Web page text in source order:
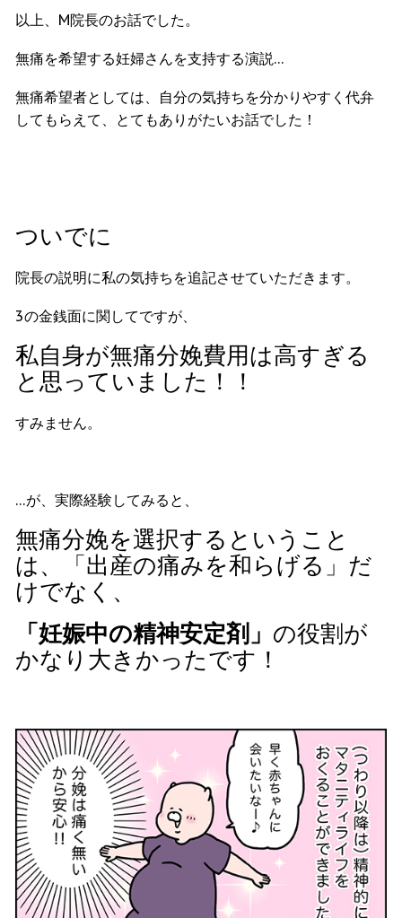
以上、M院長のお話でした。
無痛を希望する妊婦さんを支持する演説…
無痛希望者としては、自分の気持ちを分かりやすく代弁
してもらえて、とてもありがたいお話でした！
ついでに
院長の説明に私の気持ちを追記させていただきます。
3の金銭面に関してですが、
私自身が無痛分娩費用は高すぎる
と思っていました！！
すみません。
…が、実際経験してみると、
無痛分娩を選択するということ
は、「出産の痛みを和らげる」だ
けでなく、
「妊娠中の精神安定剤」 の役割が
かなり大きかったです！